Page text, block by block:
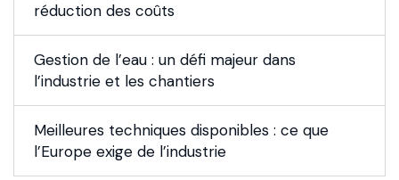
réduction des coûts
Gestion de l’eau : un défi majeur dans
l’industrie et les chantiers
Meilleures techniques disponibles : ce que
l’Europe exige de l’industrie